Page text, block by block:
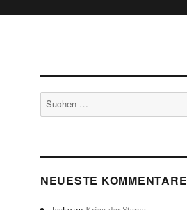
Suchen
nach:
NEUESTE KOMMENTARE